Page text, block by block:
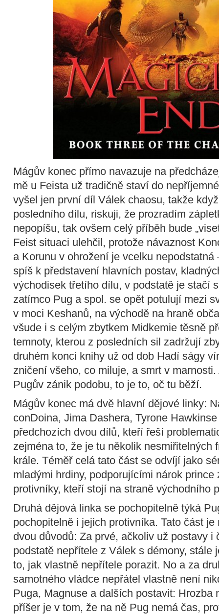
Mágův konec přímo navazuje na
mě u Feista už tradičně staví do
vyšel jen první díl Válek chaosu, takže
posledního dílu, riskuji, že prozradím
nepopíšu, tak ovšem celý příběh bude
Feist situaci ulehčil, protože návaznost
a Korunu v ohrožení je vcelku
spíš k představení hlavních postav,
východisek třetího dílu, v podstatě je stačí
zatímco Pug a spol. se opět potulují mezi
v moci Keshanů, na východě na hraně
všude i s celým zbytkem Midkemie těsně
temnoty, kterou z posledních sil zadržují
druhém konci knihy už od dob Hadí ságy
zničení všeho, co miluje, a smrt v
Pugův zánik podobu, to je to, oč tu běží.
Mágův konec má dvě hlavní dějové linky:
conDoina, Jima Dashera, Tyrone
předchozích dvou dílů, kteří řeší
zejména to, že je tu několik nesmiřitelných
krále. Téměř celá tato část se odvíjí jako
mladými hrdiny, podporujícími nárok prince
protivníky, kteří stojí na straně východního
Druhá dějová linka se pochopitelně týká
pochopitelně i jejich protivníka. Tato část
dvou důvodů: Za prvé, ačkoliv už postavy
podstatě nepřítele z Válek s démony, stále
to, jak vlastně nepřítele porazit. No a za
samotného vládce nepřátel vlastně není
Puga, Magnuse a dalších postavit: Hrozba
příšer je v tom, že na ně Pug nemá čas,